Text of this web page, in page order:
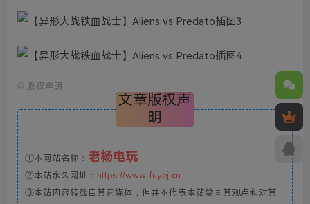
© 版权声明
文章版权声
明
①本网站名称： 老杨电玩
②本站永久网址： https://www.fuyej.cn
③本站内容转载自其它媒体，但并不代表本站赞同其观点和对其